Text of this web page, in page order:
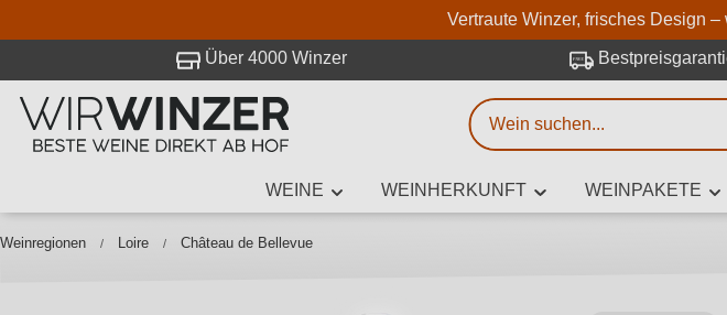
Vertraute Winzer, frisches Design
Über 4000 Winzer
WEINE WEINHERKUNFT WEINPAKETE
Weinregionen Loire Château de Bellevue
Weinsuche
Mindestens 3 Zeichen eingeben
bei WirWinzer.